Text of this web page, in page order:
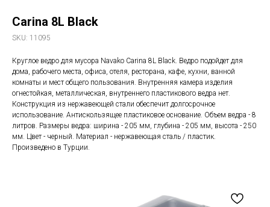
Carina 8L Black
SKU: 11095
Круглое ведро для мусора Navako Carina 8L Black. Ведро подойдет для
дома, рабочего места, офиса, отеля, ресторана, кафе, кухни, ванной
комнаты и мест общего пользования. Внутренняя камера изделия
огнестойкая, металлическая, внутреннего пластикового ведра нет.
Конструкция из нержавеющей стали обеспечит долгосрочное
использование. Антискользящее пластиковое основание. Объем ведра - 8
литров. Размеры ведра: ширина - 205 мм, глубина - 205 мм, высота - 250
мм. Цвет - черный. Материал - нержавеющая сталь / пластик.
Произведено в Турции.